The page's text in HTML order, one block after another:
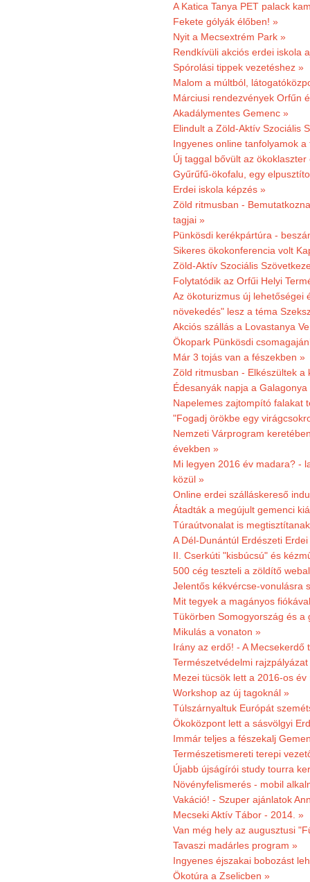
A Katica Tanya PET palack
Fekete gólyák élőben! »
Nyit a Mecsextrém Park »
Rendkívüli akciós erdei iskola
Spórolási tippek vezetéshez »
Malom a múltból,
Márciusi rendezvények Orfűn
Akadálymentes Gemenc »
Elindult a Zöld-Aktív Szociális
Ingyenes online tanfolyamok
Új taggal bővült az ökoklaszter
Gyűrűfű-ökofalu, egy
Erdei iskola képzés »
Zöld ritmusban -
tagjai »
Pünkösdi kerékpártúra -
Sikeres ökokonferencia volt
Zöld-Aktív Szociális
Folytatódik az Orfűi Helyi
Az ökoturizmus új lehetőségei
növekedés" lesz a téma
Akciós szállás a Lovastanya
Ökopark Pünkösdi
Már 3 tojás van a fészekben »
Zöld ritmusban - Elkészültek
Édesanyák napja a
Napelemes zajtompító falakat
"Fogadj örökbe egy
Nemzeti Várprogram
években »
Mi legyen 2016 év madara? -
közül »
Online erdei szálláskereső
Átadták a megújult gemenci
Túraútvonalat is
A Dél-Dunántúl Erdészeti
II. Cserkúti "kisbúcsú" és
500 cég teszteli a zöldítő
Jelentős kékvércse-vonulásra
Mit tegyek a magányos
Tükörben Somogyország és a
Mikulás a vonaton »
Irány az erdő! - A
Természetvédelmi
Mezei tücsök lett a 2016-os év
Workshop az új tagoknál »
Túlszárnyaltuk Európát
Ökoközpont lett a sásvölgyi
Immár teljes a fészekalj
Természetismereti terepi
Újabb újságírói study tourra
Növényfelismerés - mobil
Vakáció! - Szuper ajánlatok
Mecseki Aktív Tábor - 2014. »
Van még hely az augusztusi
Tavaszi madárles program »
Ingyenes éjszakai bobozást
Ökotúra a Zselicben »